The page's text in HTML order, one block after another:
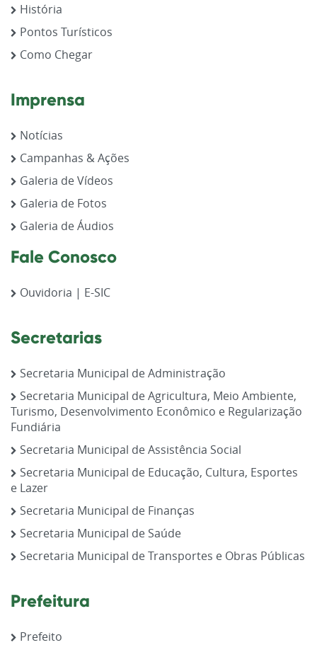
História
Pontos Turísticos
Como Chegar
Imprensa
Notícias
Campanhas & Ações
Galeria de Vídeos
Galeria de Fotos
Galeria de Áudios
Fale Conosco
Ouvidoria | E-SIC
Secretarias
Secretaria Municipal de Administração
Secretaria Municipal de Agricultura, Meio Ambiente,
Turismo, Desenvolvimento Econômico e Regularização
Fundiária
Secretaria Municipal de Assistência Social
Secretaria Municipal de Educação, Cultura, Esportes
e Lazer
Secretaria Municipal de Finanças
Secretaria Municipal de Saúde
Secretaria Municipal de Transportes e Obras Públicas
Prefeitura
Prefeito